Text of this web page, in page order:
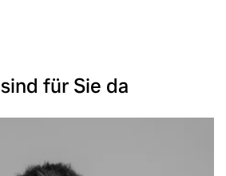
für Sie da